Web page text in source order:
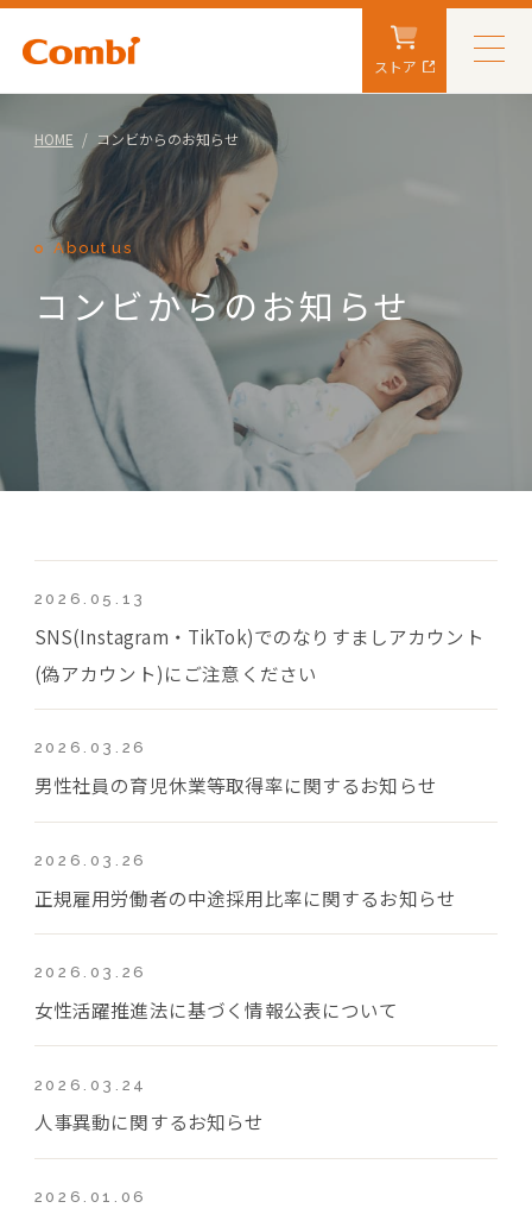
ストア
HOME コンビからのお知らせ
About us
コンビからのお知らせ
2026.05.13
SNS(Instagram・TikTok)でのなりすましアカウント
(偽アカウント)にご注意ください
2026.03.26
男性社員の育児休業等取得率に関するお知らせ
2026.03.26
正規雇用労働者の中途採用比率に関するお知らせ
2026.03.26
女性活躍推進法に基づく情報公表について
2026.03.24
人事異動に関するお知らせ
2026.01.06